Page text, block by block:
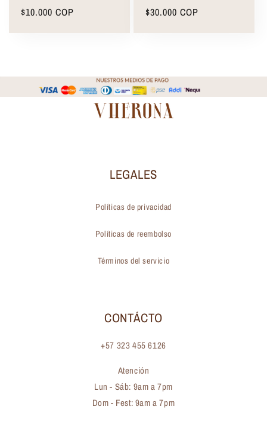
Precio
$10.000 COP
Precio
$30.000 COP
LEGALES
Políticas de privacidad
Políticas de reembolso
Términos del servicio
CONTÁCTO
+57 323 455 6126
Atención
Lun - Sáb: 9am a 7pm
Dom - Fest: 9am a 7pm